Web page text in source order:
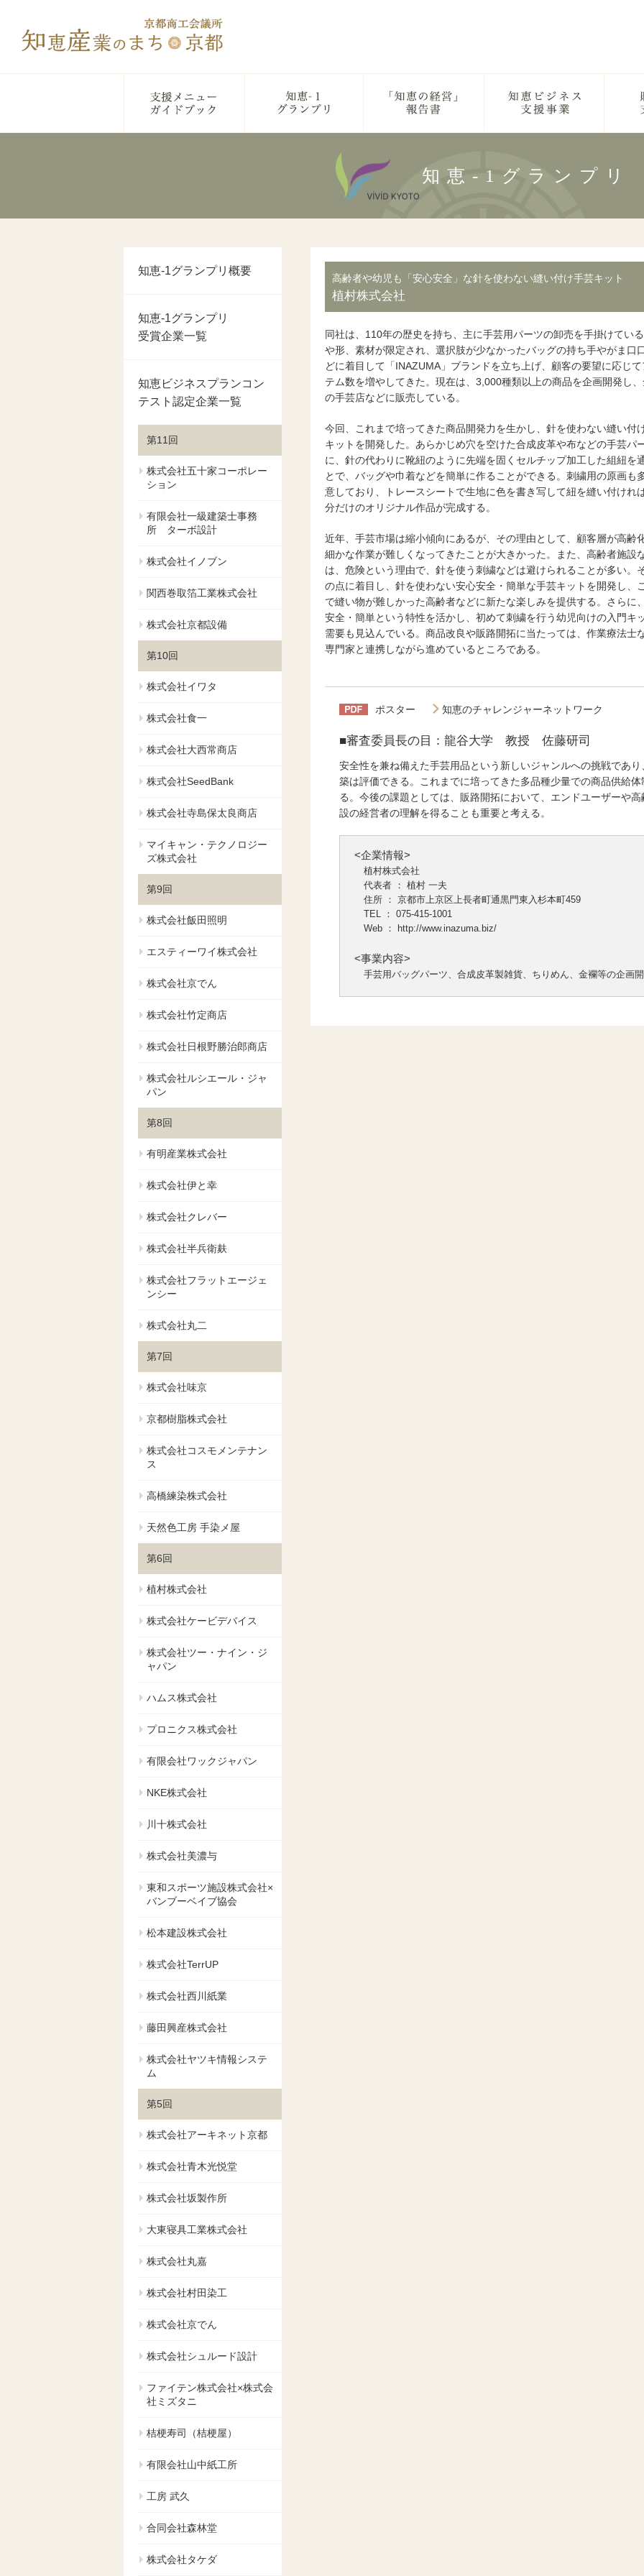
知恵-1グランプリ
知恵-1グランプリ概要
知恵-1グランプリ
受賞企業一覧
知恵ビジネスプランコン
テスト認定企業一覧
第11回
株式会社五十家コーポレー
ション
有限会社一級建築士事務
所 ターボ設計
株式会社イノブン
関西巻取箔工業株式会社
株式会社京都設備
第10回
株式会社イワタ
株式会社食一
株式会社大西常商店
株式会社SeedBank
株式会社寺島保太良商店
マイキャン・テクノロジー
ズ株式会社
第9回
株式会社飯田照明
エスティーワイ株式会社
株式会社京でん
株式会社竹定商店
株式会社日根野勝治郎商店
株式会社ルシエール・ジャ
パン
第8回
有明産業株式会社
株式会社伊と幸
株式会社クレバー
株式会社半兵衛麸
株式会社フラットエージェ
ンシー
株式会社丸二
第7回
株式会社味京
京都樹脂株式会社
株式会社コスモメンテナン
ス
高橋練染株式会社
天然色工房 手染メ屋
第6回
植村株式会社
株式会社ケービデバイス
株式会社ツー・ナイン・ジ
ャパン
ハムス株式会社
プロニクス株式会社
有限会社ワックジャパン
NKE株式会社
川十株式会社
株式会社美濃与
東和スポーツ施設株式会社×
バンブーベイブ協会
松本建設株式会社
株式会社TerrUP
株式会社西川紙業
藤田興産株式会社
株式会社ヤツキ情報システ
ム
第5回
株式会社アーキネット京都
株式会社青木光悦堂
株式会社坂製作所
大東寝具工業株式会社
株式会社丸嘉
株式会社村田染工
株式会社京でん
株式会社シュルード設計
ファイテン株式会社×株式会
社ミズタニ
桔梗寿司（桔梗屋）
有限会社山中紙工所
工房 武久
合同会社森林堂
株式会社タケダ
高齢者や幼児も「安心安全」な針を使わない縫い付け手芸キット
植村株式会社
同社は、110年の歴史を持ち、主に手芸用パーツの卸売を手掛けてい
や形、素材が限定され、選択肢が少なかったバッグの持ち手やがま口
どに着目して「INAZUMA」ブランドを立ち上げ、顧客の要望に応じて
テム数を増やしてきた。現在は、3,000種類以上の商品を企画開発し、
の手芸店などに販売している。
今回、これまで培ってきた商品開発力を生かし、針を使わない縫い付
キットを開発した。あらかじめ穴を空けた合成皮革や布などの手芸パ
に、針の代わりに靴紐のように先端を固くセルチップ加工した組紐を
とで、バッグや巾着などを簡単に作ることができる。刺繍用の原画も
意しており、トレースシートで生地に色を書き写して紐を縫い付けれ
分だけのオリジナル作品が完成する。
近年、手芸市場は縮小傾向にあるが、その理由として、顧客層が高齢化
細かな作業が難しくなってきたことが大きかった。また、高齢者施設
は、危険という理由で、針を使う刺繍などは避けられることが多い。
の点に着目し、針を使わない安心安全・簡単な手芸キットを開発し、
で縫い物が難しかった高齢者などに新たな楽しみを提供する。さらに
安全・簡単という特性を活かし、初めて刺繍を行う幼児向けの入門キ
需要も見込んでいる。商品改良や販路開拓に当たっては、作業療法士
専門家と連携しながら進めているところである。
ポスター 知恵のチャレンジャーネットワーク
■審査委員長の目：龍谷大学 教授 佐藤研司
安全性を兼ね備えた手芸用品という新しいジャンルへの挑戦であ
築は評価できる。これまでに培ってきた多品種少量での商品供給
る。今後の課題としては、販路開拓において、エンドユーザーや
設の経営者の理解を得ることも重要と考える。
<企業情報>
植村株式会社
代表者 ： 植村 一夫
住所 ： 京都市上京区上長者町通黒門東入杉本町459
TEL ： 075-415-1001
Web ：
http://www.inazuma.biz/
<事業内容>
手芸用バッグパーツ、合成皮革製雑貨、ちりめん、金襴等の企画